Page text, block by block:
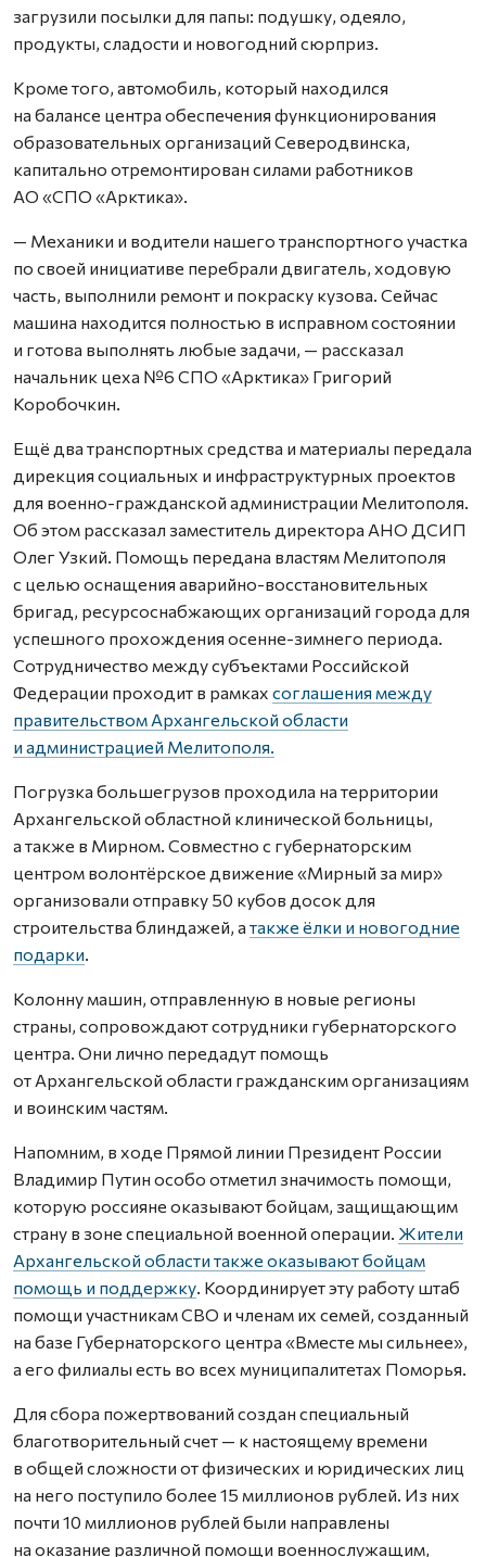
загрузили посылки для папы: подушку, одеяло,
продукты, сладости и новогодний сюрприз.
Кроме того, автомобиль, который находился
на балансе центра обеспечения функционирования
образовательных организаций Северодвинска,
капитально отремонтирован силами работников
АО «СПО «Арктика».
— Механики и водители нашего транспортного участка
по своей инициативе перебрали двигатель, ходовую
часть, выполнили ремонт и покраску кузова. Сейчас
машина находится полностью в исправном состоянии
и готова выполнять любые задачи, — рассказал
начальник цеха №6 СПО «Арктика» Григорий
Коробочкин.
Ещё два транспортных средства и материалы передала
дирекция социальных и инфраструктурных проектов
для военно-гражданской администрации Мелитополя.
Об этом рассказал заместитель директора АНО ДСИП
Олег Узкий. Помощь передана властям Мелитополя
с целью оснащения аварийно-восстановительных
бригад, ресурсоснабжающих организаций города для
успешного прохождения осенне-зимнего периода.
Сотрудничество между субъектами Российской
Федерации проходит в рамках соглашения между
правительством Архангельской области
и администрацией Мелитополя.
Погрузка большегрузов проходила на территории
Архангельской областной клинической больницы,
а также в Мирном. Совместно с губернаторским
центром волонтёрское движение «Мирный за мир»
организовали отправку 50 кубов досок для
строительства блиндажей, а также ёлки и новогодние
подарки.
Колонну машин, отправленную в новые регионы
страны, сопровождают сотрудники губернаторского
центра. Они лично передадут помощь
от Архангельской области гражданским организациям
и воинским частям.
Напомним, в ходе Прямой линии Президент России
Владимир Путин особо отметил значимость помощи,
которую россияне оказывают бойцам, защищающим
страну в зоне специальной военной операции. Жители
Архангельской области также оказывают бойцам
помощь и поддержку. Координирует эту работу штаб
помощи участникам СВО и членам их семей, созданный
на базе Губернаторского центра «Вместе мы сильнее»,
а его филиалы есть во всех муниципалитетах Поморья.
Для сбора пожертвований создан специальный
благотворительный счет — к настоящему времени
в общей сложности от физических и юридических лиц
на него поступило более 15 миллионов рублей. Из них
почти 10 миллионов рублей были направлены
на оказание различной помощи военнослужащим,